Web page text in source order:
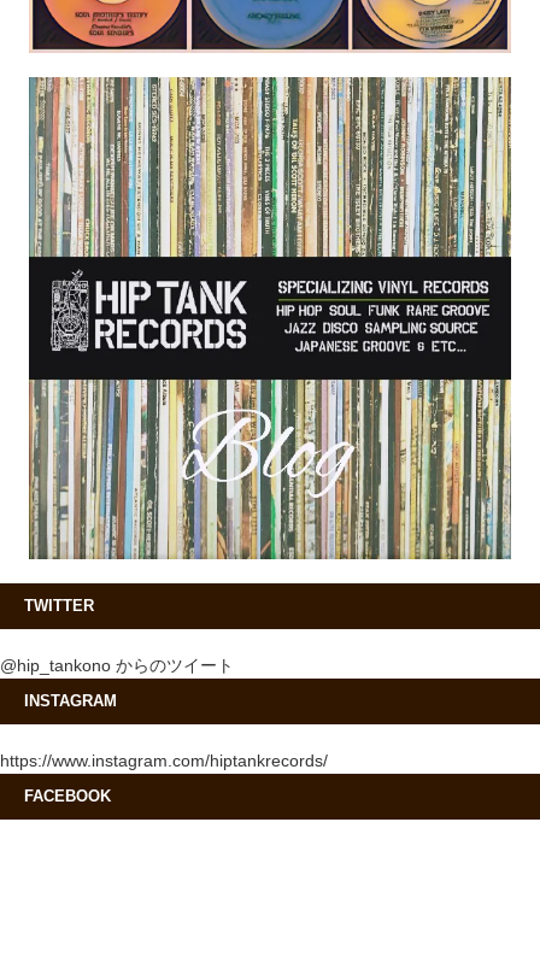
TWITTER
@hip_tankono からのツイート
INSTAGRAM
https://www.instagram.com/hiptankrecords/
FACEBOOK